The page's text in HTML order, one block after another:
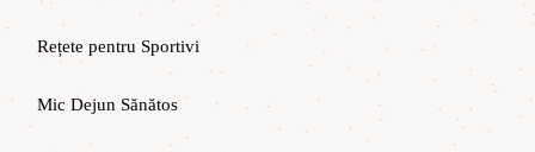
Rețete pentru Sportivi
Mic Dejun Sănătos